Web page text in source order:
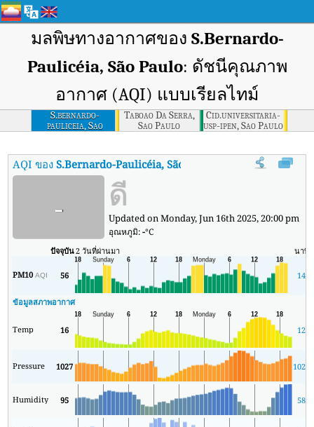
มลพิษทางอากาศของ S.Bernardo-
Paulicéia, São Paulo: ดัชนีคุณภาพ
อากาศ (AQI) แบบเรียลไทม์
S.bernardo-
pauliceia, Sao
Paulo
Taboao Da Serra,
Sao Paulo
Cid.universitaria-
usp-ipen, Sao Paulo
AQI ของS.Bernardo-Paulicéia, São Paulo ดัชนีคุณภาพอากาศ
- ดี
Updated on Monday, Jun 16th 2025, 20:00 pm
อุณหภูมิ:-°C
ปัจจุบัน2 วันที่ผ่านมา นาที
PM10AQI 56 14
ข้อมูลสภาพอากาศ
Temp 16 12
Pressure 1027 1022
Humidity 95 58